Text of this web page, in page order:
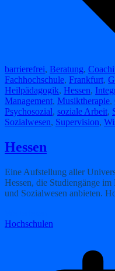
barrierefrei, Beratung,
Fachhochschule, Frankfurt,
Heilpädagogik, Hessen,
Management, Musiktherapie,
Psychosozial, soziale Arbeit,
Sozialwesen, Supervision,
Hessen
Eine Aufstellung aller
Hessen, die Studiengänge
und Sozialwesen anbieten.
Hochschulen